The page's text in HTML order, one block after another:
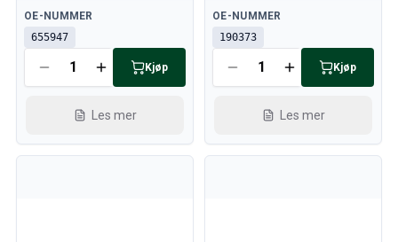
Tilgjengelig
OE-NUMMER
655947
Kjøp
Les mer
Tilgjengelig
OE-NUMMER
190373
Kjøp
Les mer